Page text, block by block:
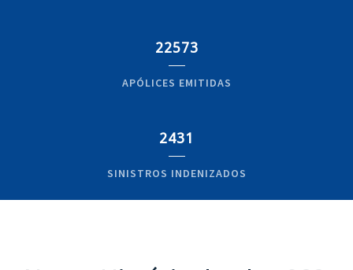
22573
APÓLICES EMITIDAS
2431
SINISTROS INDENIZADOS